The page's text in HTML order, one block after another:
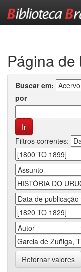
Página de
Buscar em:
por
Filtros correntes:
Retornar valores